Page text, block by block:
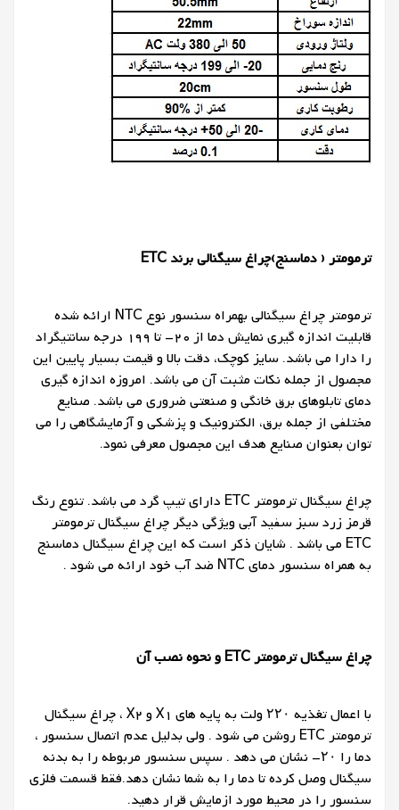
ترمومتر ( دماسنج)چراغ سیگنالی برند ETC
ترمومتر چراغ سیگنالی بهمراه سنسور نوع NTC ارائه شده
قابلیت اندازه گیری نمایش دما از 20- تا 199 درجه سانتیگراد
را دارا می باشد. سایز کوچک، دقت بالا و قیمت بسیار پایین این
مجصول از جمله نکات مثبت آن می باشد. امروزه اندازه گیری
دمای تابلوهای برق خانگی و صنعتی ضروری می باشد. صنایع
مختلفی از جمله برق، الکترونیک و پزشکی و آزمایشگاهی را می
توان بعنوان صنایع هدف این مجصول معرفی نمود.
چراغ سیگنال ترمومتر ETC دارای تیپ گرد می باشد. تنوع رنگ
قرمز زرد سبز سفید آبی ویژگی دیگر چراغ سیگنال ترمومتر
ETC می باشد . شایان ذکر است که این چراغ سیگنال دماسنج
به همراه سنسور دمای NTC ضد آب خود ارائه می شود .
چراغ سیگنال ترمومترETC و نحوه نصب آن
با اعمال تغذیه ۲۲۰ ولت به پایه های X1 و X2 ، چراغ سیگنال
ترمومتر ETC روشن می شود . ولی بدلیل عدم اتصال سنسور ،
دما را ۲۰- نشان می دهد . سپس سنسور مربوطه را به بدنه
سیگنال وصل کرده تا دما را به شما نشان دهد.فقط قسمت فلزی
سنسور را در محیط مورد ازمایش قرار دهید.